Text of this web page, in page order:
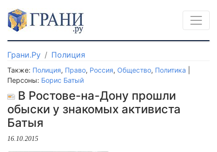
Грани.Ру Полиция
Также: Полиция, Право, Россия, Общество, Политика
Персоны: Борис Батый
В Ростове-на-Дону прошли
обыски у знакомых активиста
Батыя
16.10.2015